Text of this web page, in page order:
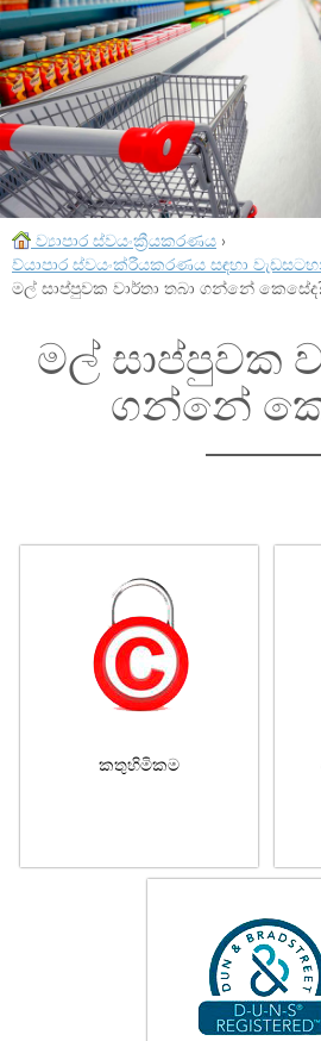
ව්‍යාපාර ස්වයංක්‍රීයකරණය ›
ව්යාපාර ස්වයංක්රීයකරණය සඳහා
මල් සාප්පුවක වාර්තා තබා ගන්නේ
මල් සාප්පුවක
ගන්නේ
කතුහිමිකම